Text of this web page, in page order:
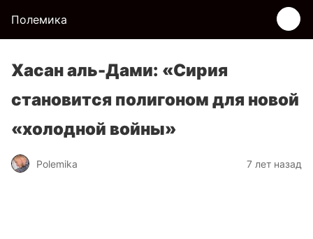
Полемика
Хасан аль-Дами: «Сирия
становится полигоном для новой
«холодной войны»
Polemika 7 лет назад